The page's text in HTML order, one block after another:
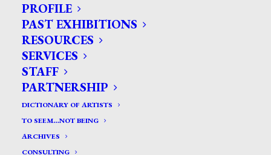
PROFILE
PAST EXHIBITIONS
RESOURCES
SERVICES
STAFF
PARTNERSHIP
DICTIONARY OF ARTISTS
TO SEEM…NOT BEING
ARCHIVES
CONSULTING
CERCA TRA GLI ARTISTI:
Search
for: